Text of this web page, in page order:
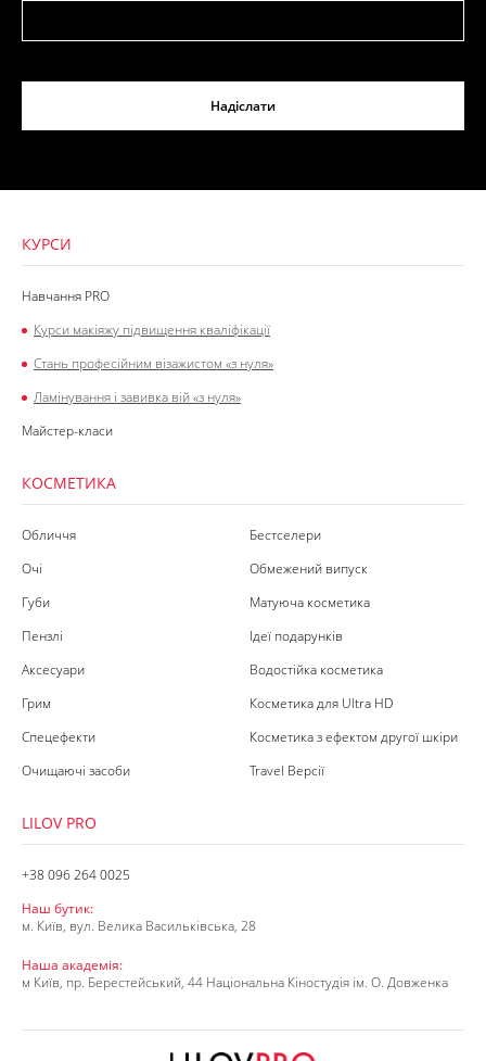
Надіслати
КУРСИ
Навчання PRO
Курси макіяжу підвищення кваліфікації
Стань професійним візажистом «з нуля»
Ламінування і завивка вій «з нуля»
Майстер-класи
КОСМЕТИКА
Обличчя
Очі
Губи
Пензлі
Аксесуари
Грим
Спецефекти
Очищаючі засоби
Бестселери
Обмежений випуск
Матуюча косметика
Ідеї подарунків
Водостійка косметика
Косметика для Ultra HD
Косметика з ефектом другої шкіри
Travel Версії
LILOV PRO
+38 096 264 0025
Наш бутик:
м. Київ, вул. Велика Васильківська, 28
Наша академія:
м Київ, пр. Берестейський, 44 Національна Кіностудія ім. О. Довженка